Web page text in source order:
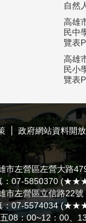
自然
高雄
民中
覽表
高雄
民小
覽表
政府網站資料開
市左營區左營大路
：07-5850370
市左營區立信路22
：07-5574034
08：00~12：00、